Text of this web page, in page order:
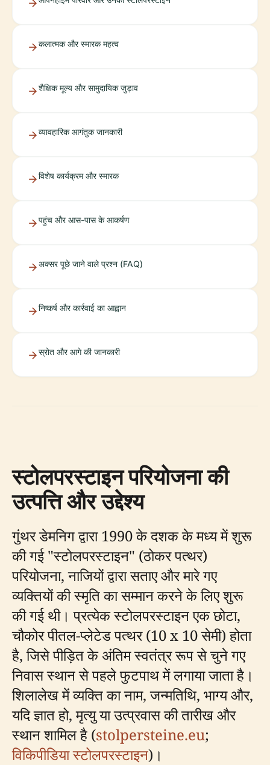
कलात्मक और स्मारक महत्व
शैक्षिक मूल्य और सामुदायिक जुड़ाव
व्यावहारिक आगंतुक जानकारी
विशेष कार्यक्रम और स्मारक
पहुंच और आस-पास के आकर्षण
अक्सर पूछे जाने वाले प्रश्न (FAQ)
निष्कर्ष और कार्रवाई का आह्वान
स्रोत और आगे की जानकारी
स्टोलपरस्टाइन परियोजना की
उत्पत्ति और उद्देश्य
गुंथर डेमनिग द्वारा 1990 के दशक के मध्य में शुरू
की गई "स्टोलपरस्टाइन" (ठोकर पत्थर)
परियोजना, नाजियों द्वारा सताए और मारे गए
व्यक्तियों की स्मृति का सम्मान करने के लिए शुरू
की गई थी। प्रत्येक स्टोलपरस्टाइन एक छोटा,
चौकोर पीतल-प्लेटेड पत्थर (10 x 10 सेमी) होता
है, जिसे पीड़ित के अंतिम स्वतंत्र रूप से चुने गए
निवास स्थान से पहले फुटपाथ में लगाया जाता है।
शिलालेख में व्यक्ति का नाम, जन्मतिथि, भाग्य और,
यदि ज्ञात हो, मृत्यु या उत्प्रवास की तारीख और
स्थान शामिल है (stolpersteine.eu;
विकिपीडिया स्टोलपरस्टाइन)।